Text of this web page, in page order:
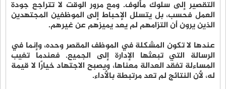
التقصير إلى سلوك مألوف. ومع مرور الوقت لا تتراجع جودة
العمل فحسب، بل يتسلل الإحباط إلى الموظفين المجتهدين
الذين يرون أن التزامهم لم يعد يميزهم عن غيرهم.
عندها لا تكون المشكلة في الموظف المقصر وحده، وإنما في
الرسالة التي تبعثها الإدارة إلى الجميع. فعندما تغيب
المساءلة تفقد العدالة معناها، ويصبح الاجتهاد خيارًا لا قيمة
له، لأن النتائج لم تعد مرتبطة بالأداء.